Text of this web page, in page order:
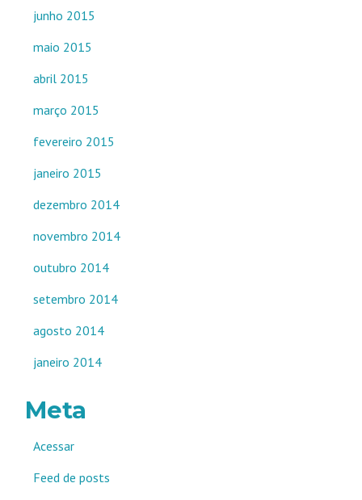
junho 2015
maio 2015
abril 2015
março 2015
fevereiro 2015
janeiro 2015
dezembro 2014
novembro 2014
outubro 2014
setembro 2014
agosto 2014
janeiro 2014
Meta
Acessar
Feed de posts